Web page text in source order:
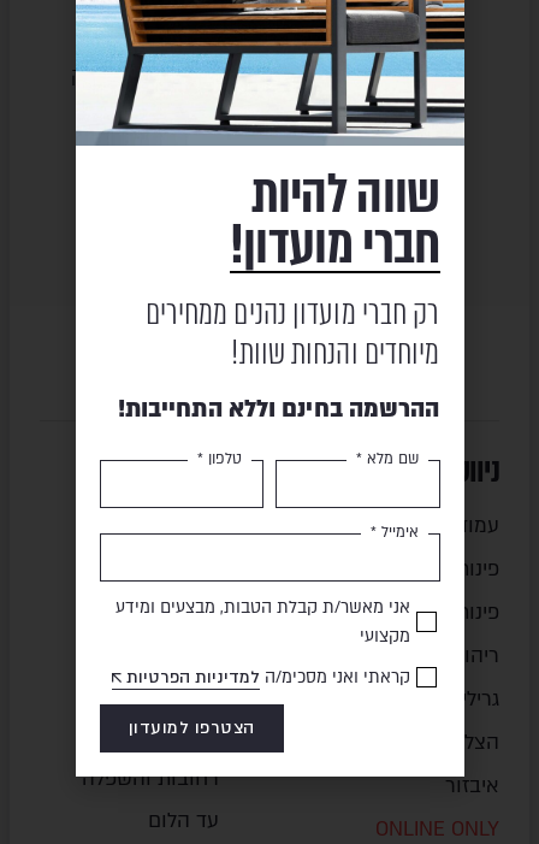
שירות ומקצועיות מוצרים באיכות גבוהה
תשלום מאובטח
ניווט מהיר
עמוד הבית
פינות אוכל
פינות ישיבה
ריהוט משלים
גרילים
הצללה
איבזור
ONLINE ONLY
סניפים
בני ברק
פתח תקווה
ראשון לציון
רחובות והשפלה
עד הלום
שווה להיות
חברי מועדון!
רק חברי מועדון נהנים ממחירים
מיוחדים והנחות שוות!
ההרשמה בחינם וללא התחייבות!
שם מלא * טלפון *
אימייל *
אני מאשר/ת קבלת הטבות, מבצעים ומידע
מקצועי
קראתי ואני מסכימ/הלמדיניות הפרטיות
הצטרפו למועדון